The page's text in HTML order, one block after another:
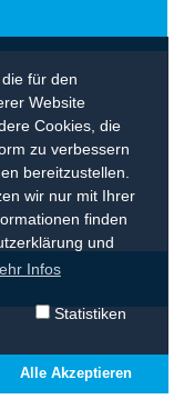
für den
Website
Cookies, die
zu verbessern
bereitzustellen.
wir nur mit Ihrer
finden
und
Infos
Statistiken
Alle Akzeptieren